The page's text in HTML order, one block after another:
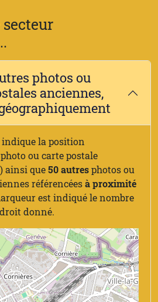
photos ou
anciennes,
indique la position
ou carte postale
ainsi que50 autresphotos ou
référencéesà proximité
est indiqué le nombre
donné.